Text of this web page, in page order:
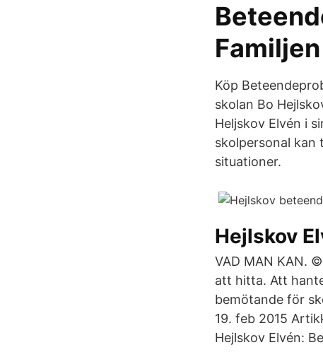
Köp
skolan Bo
Heljskov Elvén i
skolpersonal kan
situationer.
Hejlskov
VAD MAN KAN.
att hitta. Att
bemötande för
19. feb 2015
Hejlskov Elvén: